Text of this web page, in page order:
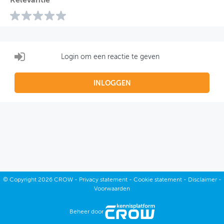
Login om een reactie te geven
INLOGGEN
© Copyright2026 CROW - Privacy statement- Cookie statement- Disclaimer-
Voorwaarden
Beheer door